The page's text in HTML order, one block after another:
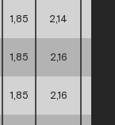
1,85 2,14
1,85 2,16
1,85 2,16